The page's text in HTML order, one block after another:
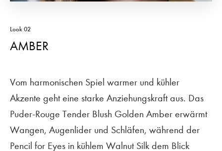
Look 02
AMBER
Vom harmonischen Spiel warmer und kühler
Akzente geht eine starke Anziehungskraft aus. Das
Puder-Rouge Tender Blush Golden Amber erwärmt
Wangen, Augenlider und Schläfen, während der
Pencil for Eyes in kühlem Walnut Silk dem Blick